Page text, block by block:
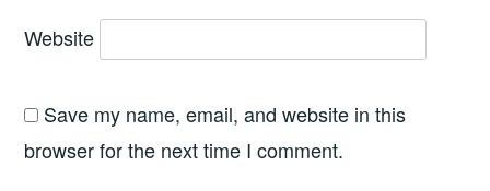
Website
Save my name, email, and website in this
browser for the next time I comment.